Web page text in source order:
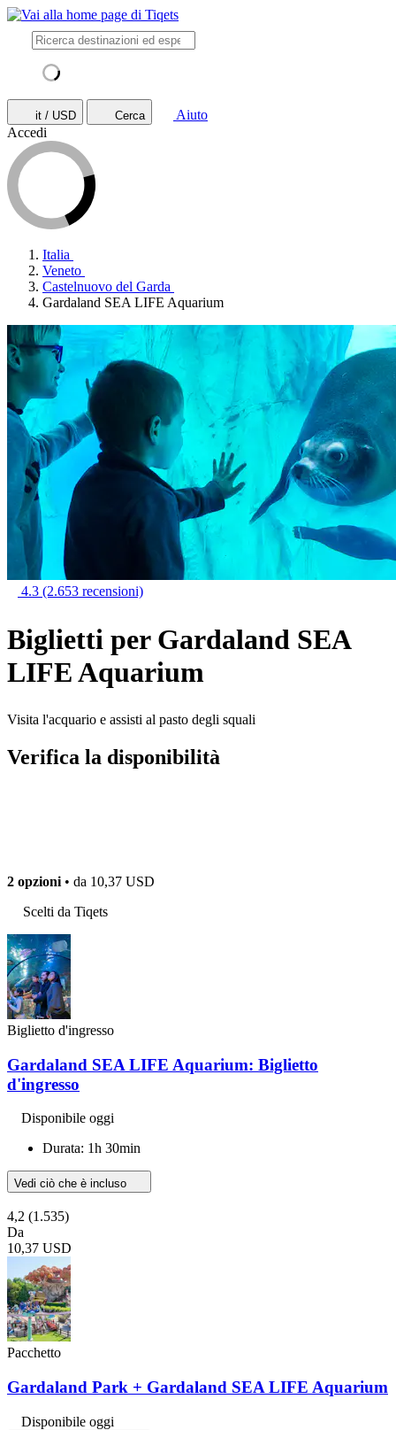
it / USD Cerca
Aiuto
Accedi
Italia
Veneto
Castelnuovo del Garda
Gardaland SEA LIFE Aquarium
4.3 (2.653 recensioni)
Biglietti per Gardaland SEA
LIFE Aquarium
Visita l'acquario e assisti al pasto degli squali
Verifica la disponibilità
2 opzioni • da 10,37 USD
Scelti da Tiqets
Biglietto d'ingresso
Gardaland SEA LIFE Aquarium: Biglietto
d'ingresso
Disponibile oggi
Durata: 1h 30min
Vedi ciò che è incluso
4,2 (1.535)
Da
10,37 USD
Pacchetto
Gardaland Park + Gardaland SEA LIFE Aquarium
Disponibile oggi